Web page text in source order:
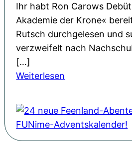
u
n
d
V
r
r
a
o
s
t
e
Ihr habt Ron Carows
Akademie der Krone«
Rutsch durchgelesen und
verzweifelt nach
[…]
Weiterlesen
n
e